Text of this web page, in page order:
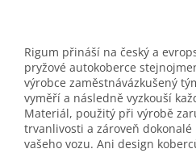
Rigum přináší na český a
pryžové autokoberce
výrobce zaměstnávázkušený
vyměří a následně vyzkouší
Materiál, použitý při výrobě
trvanlivosti a zároveň
vašeho vozu. Ani design